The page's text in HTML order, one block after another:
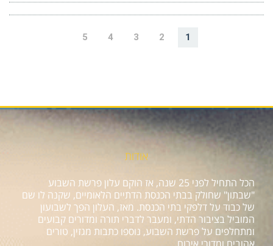
1
2
3
4
5
אודות
הכל התחיל לפני 25 שנה, אז הוקם עלון פרשת השבוע
"שבתון" שחולק בבתי הכנסת הדתיים הלאומיים, שקנה לו שם
של כבוד על דלפקי בתי הכנסת. מאז, העלון הפך לשבועון
המוביל בציבור הדתי, ומעבר לדברי תורה ומדורים קבועים
ומתחלפים על פרשת השבוע, נוספו כתבות מגזין, טורים